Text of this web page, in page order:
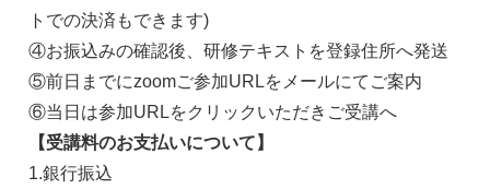
トでの決済もできます)
④お振込みの確認後、研修テキストを登録住所へ発送
⑤前日までにzoomご参加URLをメールにてご案内
⑥当日は参加URLをクリックいただきご受講へ
【受講料のお支払いについて】
1.銀行振込